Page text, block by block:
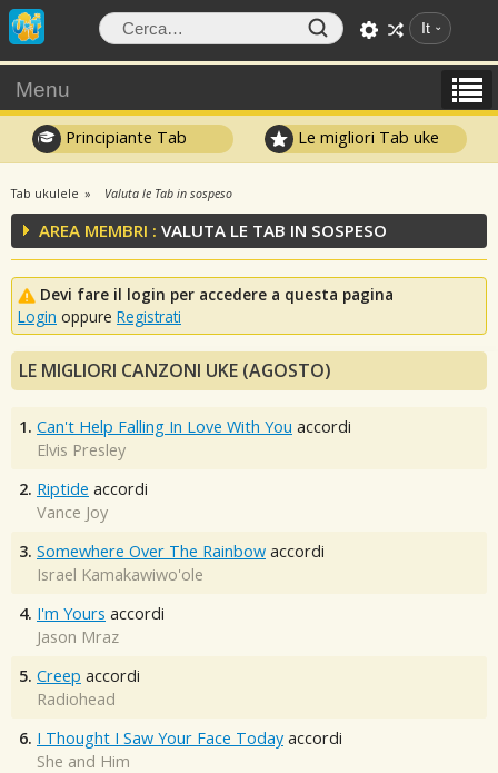
It
Menu
Principiante Tab Le migliori Tab uke
Tab ukulele Valuta le Tab in sospeso
AREA MEMBRI : VALUTA LE TAB IN SOSPESO
Devi fare il login per accedere a questa pagina
Login oppure Registrati
LE MIGLIORI CANZONI UKE (AGOSTO)
1. Can't Help Falling In Love With You accordi
Elvis Presley
2. Riptide accordi
Vance Joy
3. Somewhere Over The Rainbow accordi
Israel Kamakawiwo'ole
4. I'm Yours accordi
Jason Mraz
5. Creep accordi
Radiohead
6. I Thought I Saw Your Face Today accordi
She and Him